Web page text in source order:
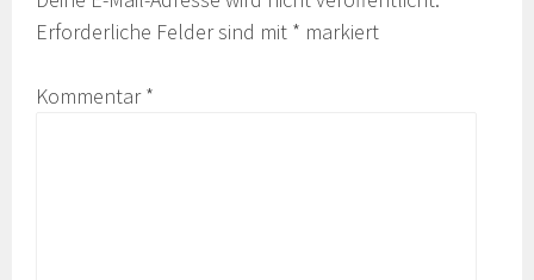
Erforderliche Felder sind mit * markiert
Kommentar*